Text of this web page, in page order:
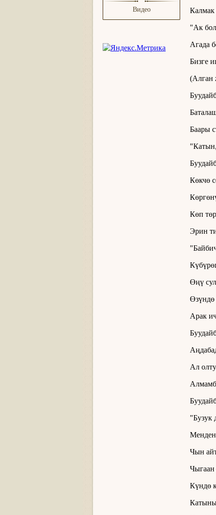
Видео Калмак
"Ак
Агада
Бизге
(Алган
Баары
Көкчө
Көп
Эрин
Өңү
Өзүндө
Арак
Ал
"Бузук
Чын
Күндө